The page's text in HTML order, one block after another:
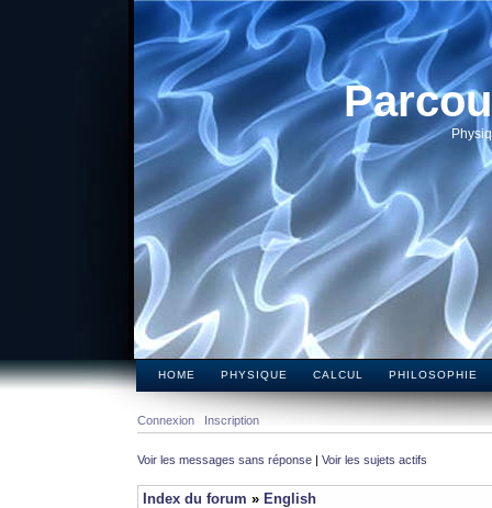
HOME PHYSIQUE CALCUL PHILOSOPHIE
Connexion Inscription
Voir les messages sans réponse | Voir les sujets actifs
Index du forum » English